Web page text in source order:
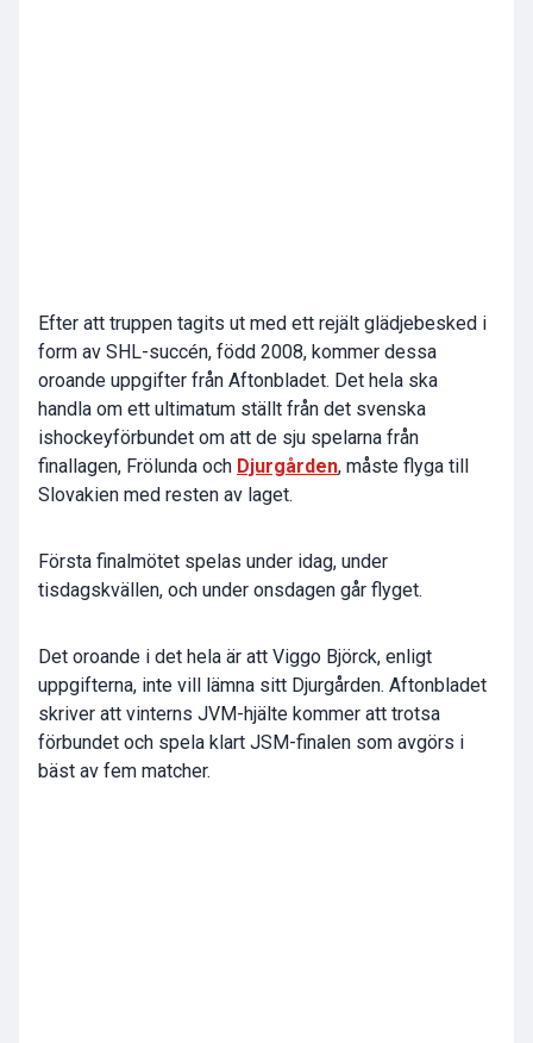
Efter att truppen tagits ut med ett rejält glädjebesked i
form av SHL-succén, född 2008, kommer dessa
oroande uppgifter från Aftonbladet. Det hela ska
handla om ett ultimatum ställt från det svenska
ishockeyförbundet om att de sju spelarna från
finallagen, Frölunda och Djurgården, måste flyga till
Slovakien med resten av laget.
Första finalmötet spelas under idag, under
tisdagskvällen, och under onsdagen går flyget.
Det oroande i det hela är att Viggo Björck, enligt
uppgifterna, inte vill lämna sitt Djurgården. Aftonbladet
skriver att vinterns JVM-hjälte kommer att trotsa
förbundet och spela klart JSM-finalen som avgörs i
bäst av fem matcher.